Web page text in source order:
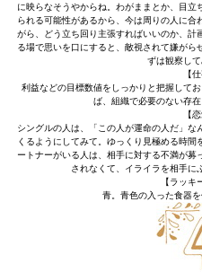
に映らなそうやからね。わがままとか、目
られる可能性があるから、今は周りの人に
がら、どう立ち回り主張すればいいのか、
る場で思いを口にすると、敵視されて嫌がら
ずは観察して
【
利益などの目標数値をしっかりと把握して
ば、組織で必要のない存
【
シングルの人は、「この人が運命の人だ」
くるようにしてみて。ゆっくり見極める時
ートナーがいる人は、相手に対する不満が
されなくて、イライラを相手に
【ラッキ
青。青色の入った食器